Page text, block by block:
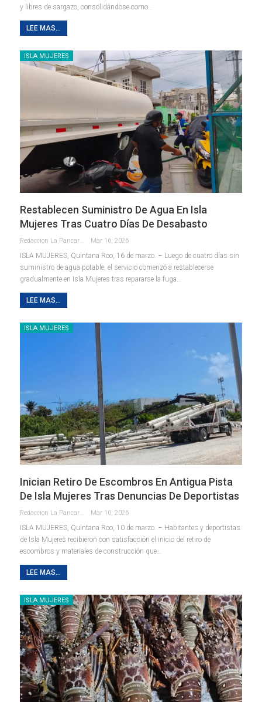
y libres de sargazo, consolidándose como…
LEE MAS...
ISLA MUJERES
Restablecen Suministro De Agua En Isla
Mujeres Tras Cuatro Días De Desabasto
Redaccion La Pancarta De Quintana Roo Mar 16, 2026
ISLA MUJERES, Quintana Roo, 16 de marzo. – Luego de cuatro días sin
suministro de agua potable, el servicio comenzó a restablecerse
gradualmente en Isla Mujeres tras repararse la fuga…
LEE MAS...
ISLA MUJERES
Inician Retiro De Escombros En Antigua Pista
De Isla Mujeres Tras Denuncias De Deportistas
Redaccion La Pancarta De Quintana Roo Mar 10, 2026
ISLA MUJERES, Quintana Roo, 10 de marzo. – Habitantes y deportistas
de Isla Mujeres recibieron con satisfacción el inicio del retiro de
escombros y materiales de construcción que…
LEE MAS...
ISLA MUJERES